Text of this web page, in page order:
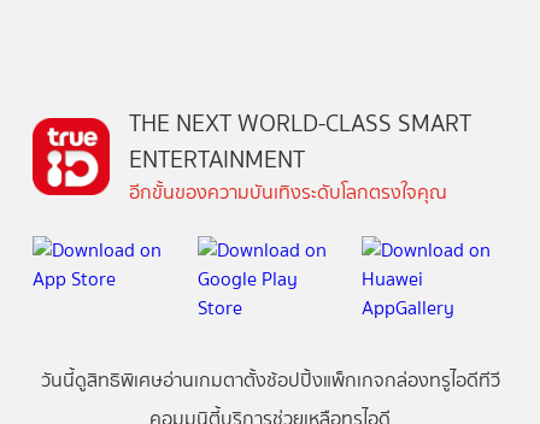
THE NEXT WORLD-CLASS SMART
ENTERTAINMENT
อีกขั้นของความบันเทิงระดับโลกตรงใจคุณ
วันนี้ดูสิทธิพิเศษอ่านเกมตาตั้งช้อปปิ้งแพ็กเกจกล่องทรูไอดีทีวี